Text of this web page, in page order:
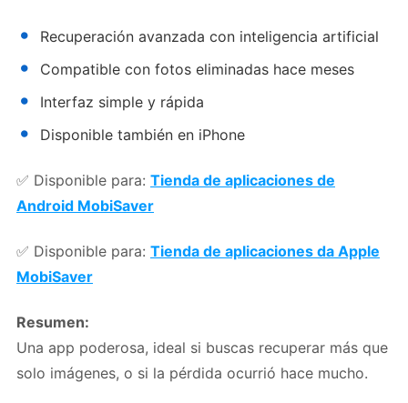
Recuperación avanzada con inteligencia artificial
Compatible con fotos eliminadas hace meses
Interfaz simple y rápida
Disponible también en iPhone
✅ Disponible para: Tienda de aplicaciones de
Android MobiSaver
✅ Disponible para: Tienda de aplicaciones da Apple
MobiSaver
Resumen:
Una app poderosa, ideal si buscas recuperar más que
solo imágenes, o si la pérdida ocurrió hace mucho.